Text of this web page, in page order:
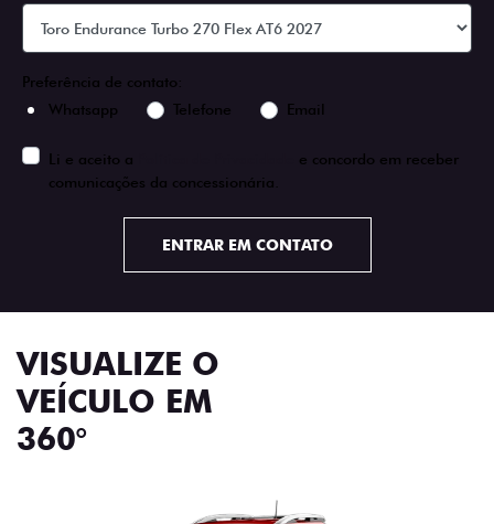
Preferência de contato:
Whatsapp
Telefone Email
Li e aceito a
e concordo em receber
comunicações da concessionária.
ENTRAR EM CONTATO
VISUALIZE O
VEÍCULO EM
360°